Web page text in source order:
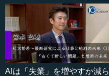
AIは「失業」を増やすか減ら